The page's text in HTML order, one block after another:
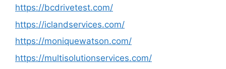
https://bcdrivetest.com/
https://iclandservices.com/
https://moniquewatson.com/
https://multisolutionservices.com/